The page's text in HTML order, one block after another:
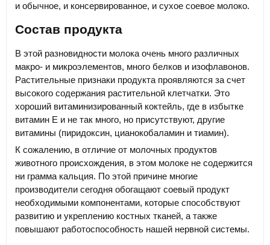
и обычное, и консервированное, и сухое соевое молоко.
Состав продукта
В этой разновидности молока очень много различных
макро- и микроэлементов, много белков и изофлавонов.
Растительные признаки продукта проявляются за счет
высокого содержания растительной клетчатки. Это
хороший витаминизированный коктейль, где в избытке
витамин Е и не так много, но присутствуют, другие
витамины (пиридоксин, цианокобаламин и тиамин).
К сожалению, в отличие от молочных продуктов
животного происхождения, в этом молоке не содержится
ни грамма кальция. По этой причине многие
производители сегодня обогащают соевый продукт
необходимыми компонентами, которые способствуют
развитию и укреплению костных тканей, а также
повышают работоспособность нашей нервной системы.